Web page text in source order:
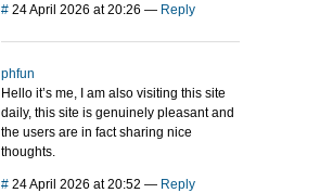
# 24 April 2026 at 20:26 — Reply
phfun
Hello it’s me, I am also visiting this site
daily, this site is genuinely pleasant and
the users are in fact sharing nice
thoughts.
# 24 April 2026 at 20:52 — Reply